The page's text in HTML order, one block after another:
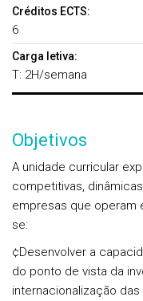
Créditos ECTS:
6
Carga letiva:
T: 2H/semana
Objetivos
A unidade curricular
competitivas,
empresas que operam
se:
¢Desenvolver a
do ponto de vista da
internacionalização